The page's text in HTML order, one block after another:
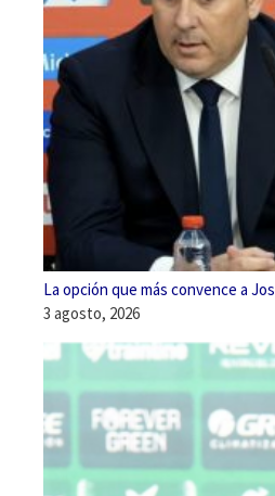
La opción que más convence a
3 agosto, 2026